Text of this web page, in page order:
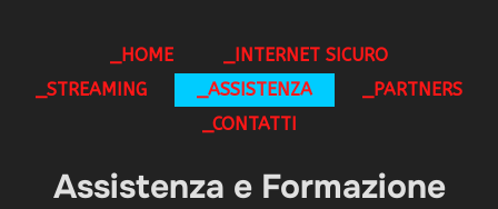
_HOME
_INTERNET SICURO
_STREAMING
_ASSISTENZA
_PARTNERS
_CONTATTI
Assistenza e Formazione